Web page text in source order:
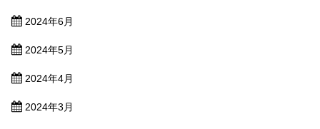
2024年6月
2024年5月
2024年4月
2024年3月